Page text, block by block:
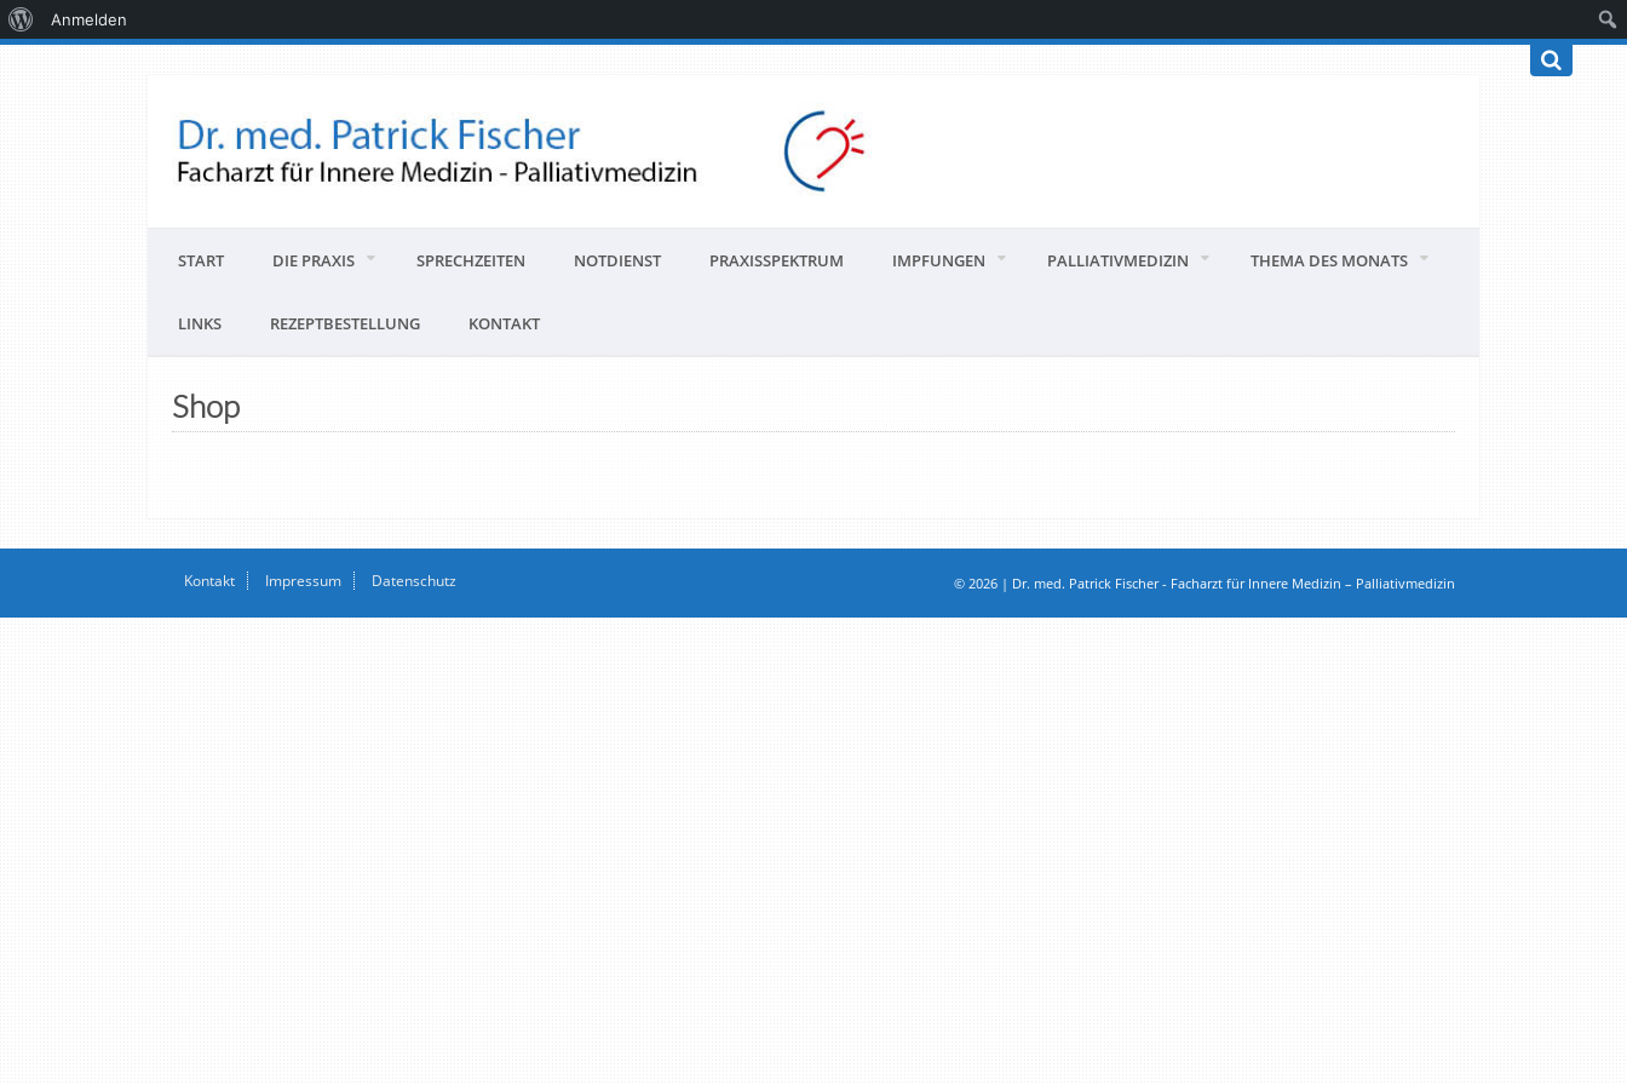
Anmelden
START DIE PRAXIS SPRECHZEITEN NOTDIENST PRAXISSPEKTRUM IMPFUNGEN PALLIATIVMEDIZIN THEMA DES MONATS
LINKS REZEPTBESTELLUNG KONTAKT
Shop
Kontakt Impressum Datenschutz © 2026 | Dr. med. Patrick Fischer - Facharzt für Innere Medizin – Palliativmedizin